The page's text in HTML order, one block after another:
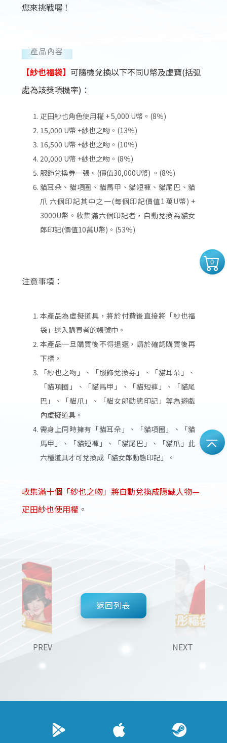
0
您來挑戰喔！
產品內容
【紗也福袋】 可隨機兌換以下不同U幣及虛寶(括弧
處為該獎項機率)：
疋田紗也角色使用權 + 5,000 U幣。(8％)
15,000 U幣 +紗也之吻。(13％)
16,500 U幣 +紗也之吻。(10％)
20,000 U幣 +紗也之吻。(8％)
服飾兌換券一張。(價值30,000U幣) 。(8％)
貓耳朵、貓項圈、貓馬甲、貓短褲、貓尾巴、貓
爪 六個印記其中之一(每個印記價值1萬U幣) +
3000U幣。收集滿六個印記者，自動兌換為貓女
郎印記(價值10萬U幣)。(53％)
注意事項：
本產品為虛擬道具，將於付費後直接將「紗也福
袋」送入購買者的帳號中。
本產品一旦購買後不得退還，請於確認購買後再
下標。
「紗也之吻」、「服飾兌換券」、「貓耳朵」、
「貓項圈」、「貓馬甲」、「貓短褲」、「貓尾
巴」、「貓爪」、「貓女郎動態印記」等為遊戲
內虛擬道具。
需身上同時擁有「貓耳朵」、「貓項圈」、「貓
馬甲」、「貓短褲」、「貓尾巴」、「貓爪」此
六種道具才可兌換成「貓女郎動態印記」。
收集滿十個「紗也之吻」將自動兌換成隱藏人物—
疋田紗也使用權。
PREV
返回列表
NEXT